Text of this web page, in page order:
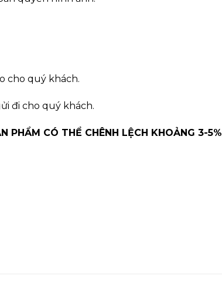
cho quý khách.
đi cho quý khách.
PHẨM CÓ THỂ CHÊNH LỆCH KHOẢNG 3-5%